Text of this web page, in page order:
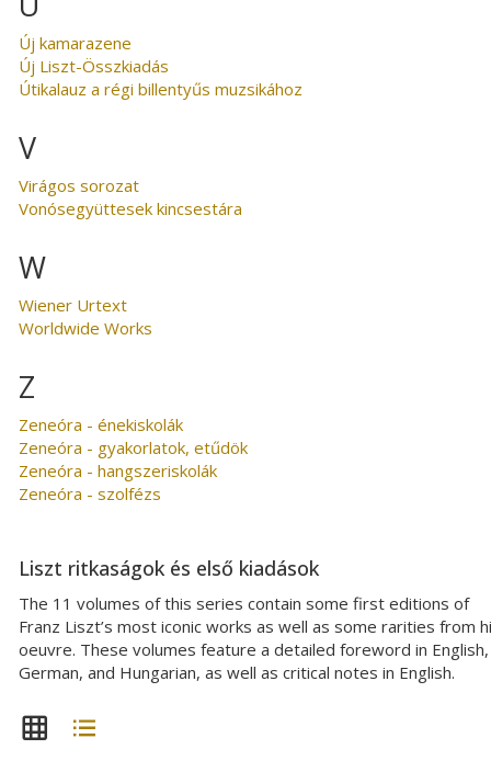
Új kamarazene
Új Liszt-Összkiadás
Útikalauz a régi billentyűs muzsikához
V
Virágos sorozat
Vonósegyüttesek kincsestára
W
Wiener Urtext
Worldwide Works
Z
Zeneóra - énekiskolák
Zeneóra - gyakorlatok, etűdök
Zeneóra - hangszeriskolák
Zeneóra - szolfézs
Liszt ritkaságok és első kiadások
The 11 volumes of this series contain some first editions of
Franz Liszt’s most iconic works as well as some rarities from
oeuvre. These volumes feature a detailed foreword in English,
German, and Hungarian, as well as critical notes in English.